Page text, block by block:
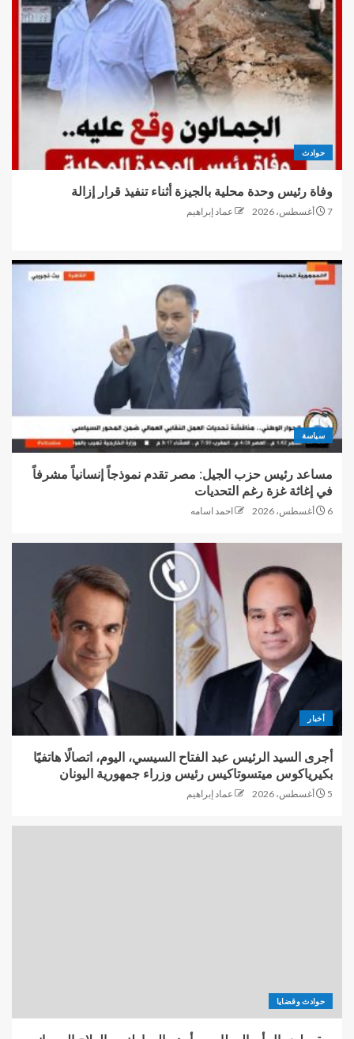
حوادث
وفاة رئيس وحدة محلية بالجيزة أثناء تنفيذ قرار إزالة
7 أغسطس، 2026 عماد إبراهيم
سياسة
مساعد رئيس حزب الجيل: مصر تقدم نموذجاً إنسانياً مشرفاً
في إغاثة غزة رغم التحديات
6 أغسطس، 2026 احمد اسامه
أخبار
أجرى السيد الرئيس عبد الفتاح السيسي، اليوم، اتصالًا هاتفيًا
بكيرياكوس ميتسوتاكيس رئيس وزراء جمهورية اليونان
5 أغسطس، 2026 عماد إبراهيم
حوادث وقضايا